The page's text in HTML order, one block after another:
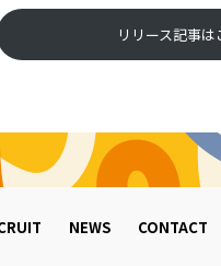
リリース記事は
NEWS CONTACT